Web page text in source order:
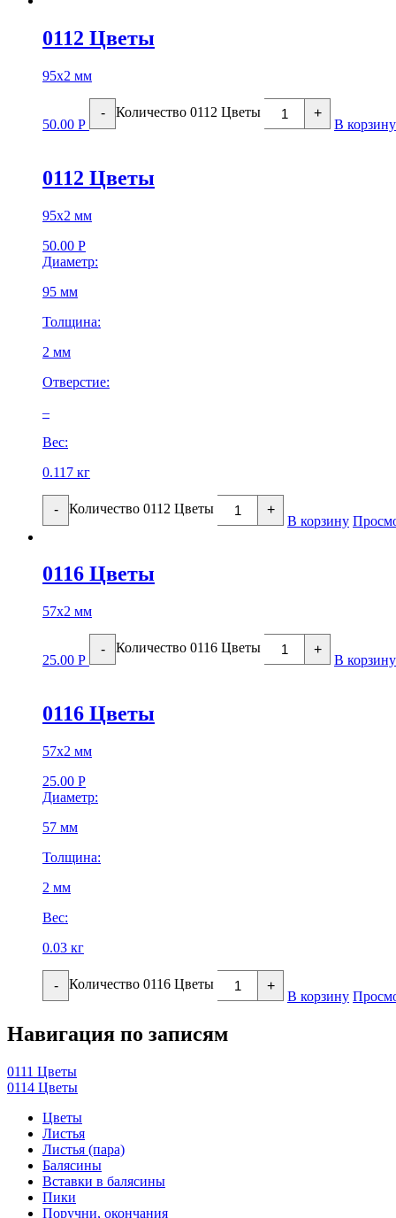
0112 Цветы
95х2 мм
50.00 Р
- Количество 0112 Цветы +
В корзину
0112 Цветы
95х2 мм
50.00 Р
Диаметр:
95 мм
Толщина:
2 мм
Отверстие:
–
Вес:
0.117 кг
- Количество 0112 Цветы +
В корзину
0116 Цветы
57х2 мм
25.00 Р
- Количество 0116 Цветы +
В корзину
0116 Цветы
57х2 мм
25.00 Р
Диаметр:
57 мм
Толщина:
2 мм
Вес:
0.03 кг
- Количество 0116 Цветы +
В корзину
Навигация по записям
0111 Цветы
0114 Цветы
Цветы
Листья
Листья (пара)
Балясины
Вставки в балясины
Пики
Поручни, окончания